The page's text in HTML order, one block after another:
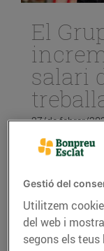
El
salari
27/de febrer/
de
del
Gestió del
Utilitzem
del web i
segons els